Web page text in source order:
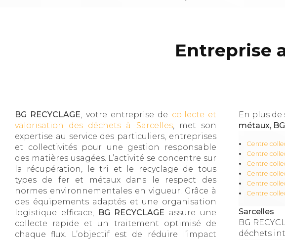
Entreprise
BG RECYCLAGE, votre entreprise de collecte et
valorisation des déchets à Sarcelles, met son
expertise au service des particuliers, entreprises
et collectivités pour une gestion responsable
des matières usagées. L’activité se concentre sur
la récupération, le tri et le recyclage de tous
types de fer et métaux dans le respect des
normes environnementales en vigueur. Grâce à
des équipements adaptés et une organisation
logistique efficace,
BG RECYCLAGE assure une
collecte rapide et un traitement optimisé de
chaque flux. L’objectif est de réduire l’impact
En plus de
métaux,
Centre
Centre
Centre
Centre
Centre
Centre
Sarcelles
BG
déchets